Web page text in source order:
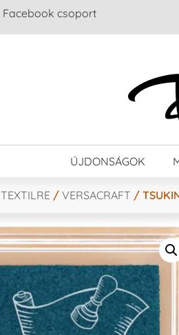
Facebook csoport
ÚJDONSÁGOK
TEXTILRE / VERSACRAFT /